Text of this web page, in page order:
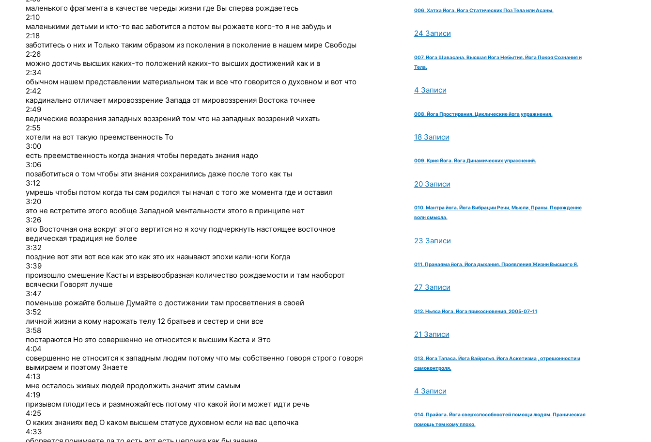
маленького фрагмента в качестве череды жизни где Вы сперва рождаетесь
2:10
маленькими детьми и кто-то вас заботится а потом вы рожаете кого-то я не забудь и
2:18
заботитесь о них и Только таким образом из поколения в поколение в нашем мире Свободы
2:26
можно достичь высших каких-то положений каких-то высших достижений как и в
2:34
обычном нашем представлении материальном так и все что говорится о духовном и вот что
2:42
кардинально отличает мировоззрение Запада от мировоззрения Востока точнее
2:49
ведические воззрения западных воззрений том что на западных воззрений чихать
2:55
хотели на вот такую преемственность То
3:00
есть преемственность когда знания чтобы передать знания надо
3:06
позаботиться о том чтобы эти знания сохранились даже после того как ты
3:12
умрешь чтобы потом когда ты сам родился ты начал с того же момента где и оставил
3:20
это не встретите этого вообще Западной ментальности этого в принципе нет
3:26
это Восточная она вокруг этого вертится но я хочу подчеркнуть настоящее восточное
ведическая традиция не более
3:32
поздние вот эти вот все как это как это их называют эпохи кали-юги Когда
3:39
произошло смешение Касты и взрывообразная количество рождаемости и там наоборот
всячески Говорят лучше
3:47
поменьше рожайте больше Думайте о достижении там просветления в своей
3:52
личной жизни а кому нарожать телу 12 братьев и сестер и они все
3:58
постараются Но это совершенно не относится к высшим Каста и Это
4:04
совершенно не относится к западным людям потому что мы собственно говоря строго говоря
вымираем и поэтому Знаете
4:13
мне осталось живых людей продолжить значит этим самым
4:19
призывом плодитесь и размножайтесь потому что какой йоги может идти речь
4:25
О каких знаниях вед О каком высшем статусе духовном если на вас цепочка
4:33
006. Хатха Йога. Йога Статических Поз Тела или Асаны.
24 Записи
007. Йога Шавасана. Высшая Йога Небытия. Йога Покоя Сознания и
Тела.
4 Записи
008. Йога Простирания. Циклические йога упражнения.
18 Записи
009. Крия Йога. Йога Динамических упражнений.
20 Записи
010. Мантра йога. Йога Вибрации Речи, Мысли, Праны. Порождение
волн смысла.
23 Записи
011. Пранаяма йога. Йога дыхания. Проявления Жизни Высшего Я.
27 Записи
012. Ньяса Йога. Йога прикосновения. 2005-07-11
21 Записи
013. Йога Тапаса. Йога Вайрагья. Йога Аскетизма , отрешонности и
самоконтроля.
4 Записи
014. Прайога. Йога сверхспособностей помощи людям. Праническая
помощь тем кому плохо.